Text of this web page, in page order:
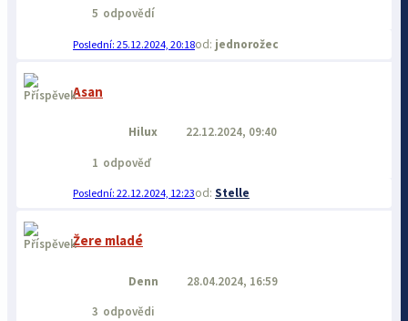
5 odpovědí
25.12.2024, 20:18 jednorožec
Asan
Hilux
22.12.2024, 09:40
1 odpověď
22.12.2024, 12:23 Stelle
Žere mladé
Denn
28.04.2024, 16:59
3 odpovědi